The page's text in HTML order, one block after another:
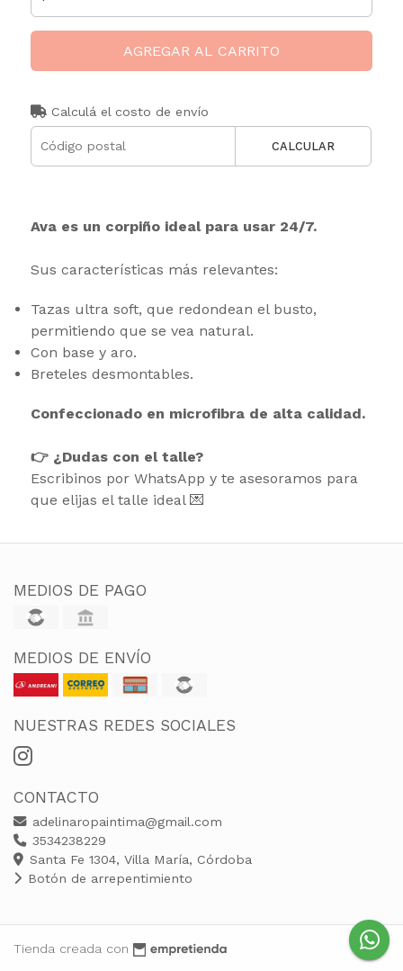
AGREGAR AL CARRITO
Calculá el costo de envío
CALCULAR
Ava es un corpiño ideal para usar 24/7.
Sus características más relevantes:
Tazas ultra soft, que redondean el busto,
permitiendo que se vea natural.
Con base y aro.
Breteles desmontables.
Confeccionado en microfibra de alta calidad.
👉 ¿Dudas con el talle?
Escribinos por WhatsApp y te asesoramos para
que elijas el talle ideal 💌
MEDIOS DE PAGO
MEDIOS DE ENVÍO
NUESTRAS REDES SOCIALES
CONTACTO
adelinaropaintima@gmail.com
3534238229
Santa Fe 1304, Villa María, Córdoba
Botón de arrepentimiento
Tienda creada con